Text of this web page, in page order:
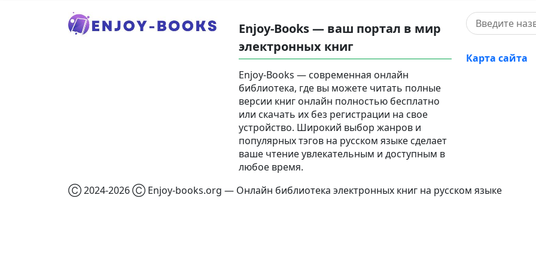
Enjoy-Books — ваш портал в мир
электронных книг
Enjoy-Books — современная онлайн
библиотека, где вы можете читать полные
версии книг онлайн полностью бесплатно
или скачать их без регистрации на свое
устройство. Широкий выбор жанров и
популярных тэгов на русском языке сделает
ваше чтение увлекательным и доступным в
любое время.
Карта сайта
Ⓒ 2024-2026 Ⓒ Enjoy-books.org — Онлайн библиотека электронных книг на русском языке